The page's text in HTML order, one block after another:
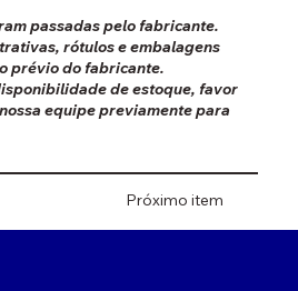
passadas pelo fabricante.
rótulos e embalagens
prévio do fabricante.
de estoque, favor
equipe previamente para
Próximo item